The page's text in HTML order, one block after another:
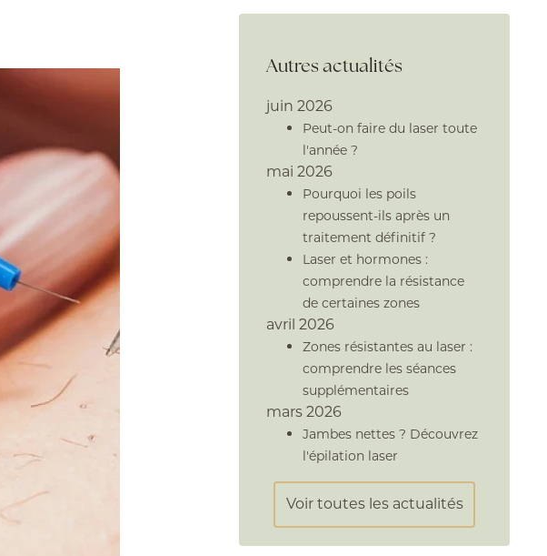
Autres actualités
juin 2026
Peut-on faire du laser toute
l'année ?
mai 2026
Pourquoi les poils
repoussent-ils après un
traitement définitif ?
Laser et hormones :
comprendre la résistance
de certaines zones
avril 2026
Zones résistantes au laser :
comprendre les séances
supplémentaires
mars 2026
Jambes nettes ? Découvrez
l'épilation laser
Voir toutes les actualités